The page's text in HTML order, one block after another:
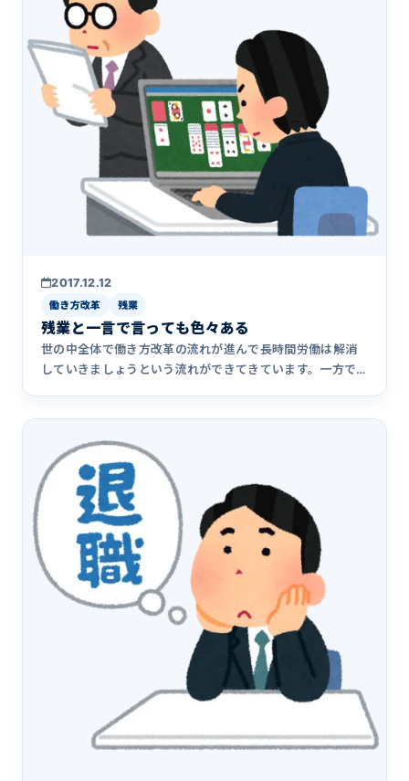
2017.12.12
働き方改革 残業
残業と一言で言っても色々ある
世の中全体で働き方改革の流れが進んで長時間労働は解消
していきましょうという流れができてきています。一方で